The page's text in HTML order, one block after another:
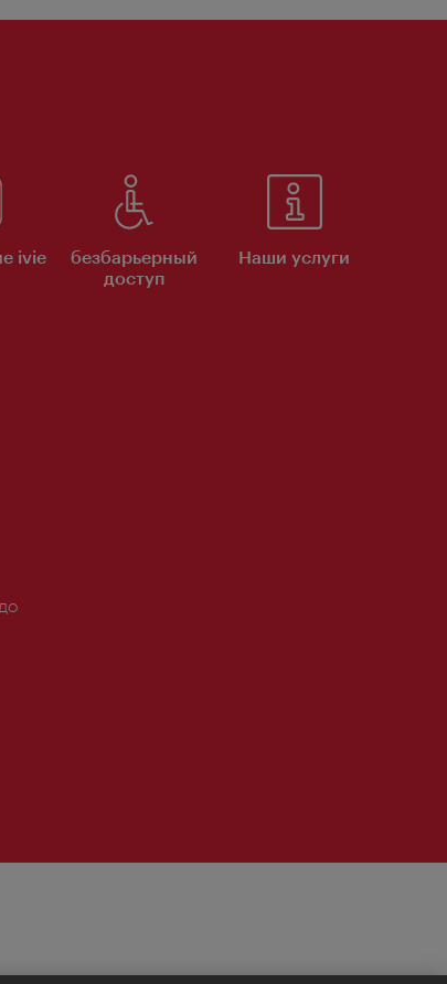
ivie
безбарьерный
доступ
Наши услуги